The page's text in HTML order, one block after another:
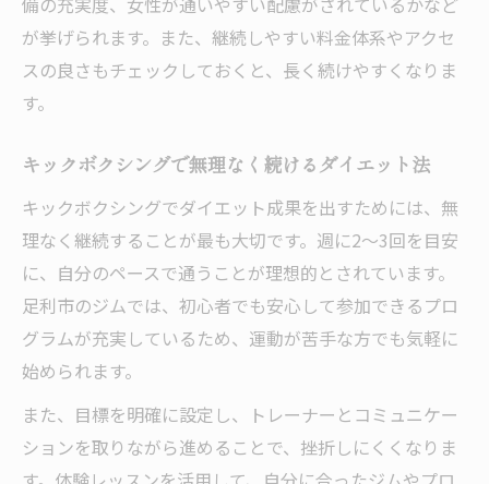
が挙げられます。また、継続しやすい料金体系やアクセ
スの良さもチェックしておくと、長く続けやすくなりま
す。
キックボクシングで無理なく続けるダイエット法
キックボクシングでダイエット成果を出すためには、無
理なく継続することが最も大切です。週に2〜3回を目安
に、自分のペースで通うことが理想的とされています。
足利市のジムでは、初心者でも安心して参加できるプロ
グラムが充実しているため、運動が苦手な方でも気軽に
始められます。
また、目標を明確に設定し、トレーナーとコミュニケー
ションを取りながら進めることで、挫折しにくくなりま